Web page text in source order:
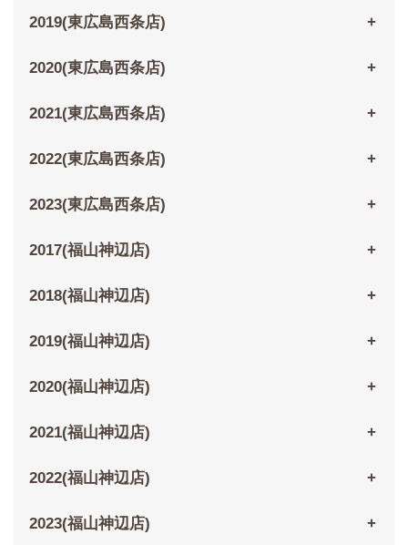
2019(東広島西条店)
2020(東広島西条店)
2021(東広島西条店)
2022(東広島西条店)
2023(東広島西条店)
2017(福山神辺店)
2018(福山神辺店)
2019(福山神辺店)
2020(福山神辺店)
2021(福山神辺店)
2022(福山神辺店)
2023(福山神辺店)